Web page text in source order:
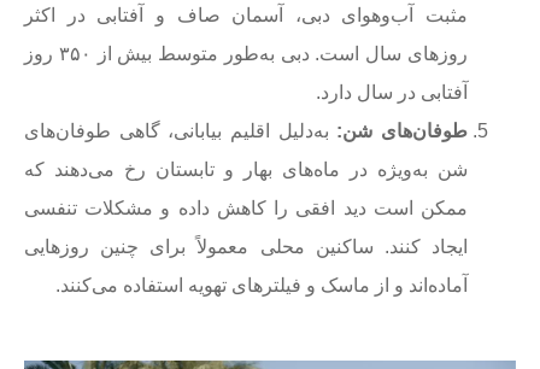
مثبت آب‌وهوای دبی، آسمان صاف و آفتابی در اکثر
روزهای سال است. دبی به‌طور متوسط بیش از ۳۵۰ روز
آفتابی در سال دارد.
طوفان‌های شن: به‌دلیل اقلیم بیابانی، گاهی طوفان‌های
شن به‌ویژه در ماه‌های بهار و تابستان رخ می‌دهند که
ممکن است دید افقی را کاهش داده و مشکلات تنفسی
ایجاد کنند. ساکنین محلی معمولاً برای چنین روزهایی
آماده‌اند و از ماسک و فیلترهای تهویه استفاده می‌کنند.